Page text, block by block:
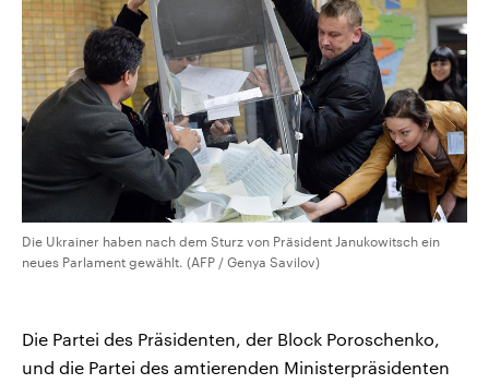
Die Ukrainer haben nach dem Sturz von Präsident Janukowitsch ein
neues Parlament gewählt. (AFP / Genya Savilov)
Die Partei des Präsidenten, der Block Poroschenko,
und die Partei des amtierenden Ministerpräsidenten